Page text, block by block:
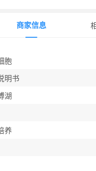
商家信息
胞
明书
湖
养